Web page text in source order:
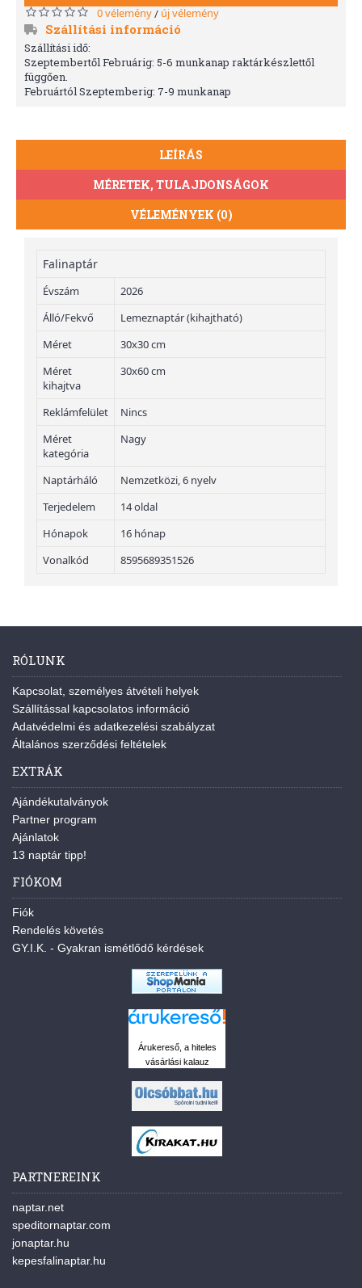
0 vélemény/ új vélemény
Szállítási információ
Szállítási idő:
Szeptembertől Februárig: 5-6 munkanap raktárkészlettől
függően.
Februártól Szeptemberig: 7-9 munkanap
LEÍRÁS
MÉRETEK, TULAJDONSÁGOK
VÉLEMÉNYEK (0)
Falinaptár
Évszám
2026
Álló/Fekvő
Lemeznaptár (kihajtható)
Méret
30x30 cm
Méret
kihajtva
30x60 cm
Reklámfelület
Nincs
Méret
kategória
Nagy
Naptárháló
Nemzetközi, 6 nyelv
Terjedelem
14 oldal
Hónapok
16 hónap
Vonalkód
8595689351526
RÓLUNK
Kapcsolat, személyes átvételi helyek
Szállítással kapcsolatos információ
Adatvédelmi és adatkezelési szabályzat
Általános szerződési feltételek
EXTRÁK
Ajándékutalványok
Partner program
Ajánlatok
13 naptár tipp!
FIÓKOM
Fiók
Rendelés követés
GY.I.K. - Gyakran ismétlődő kérdések
Árukereső, a hiteles
vásárlási kalauz
PARTNEREINK
naptar.net
speditornaptar.com
jonaptar.hu
kepesfalinaptar.hu